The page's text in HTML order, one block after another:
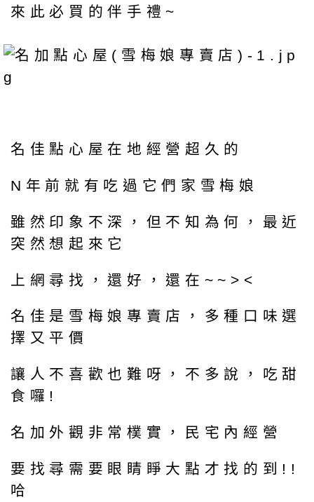
來此必買的伴手禮~
名佳點心屋在地經營超久的
N年前就有吃過它們家雪梅娘
雖然印象不深，但不知為何，最近
突然想起來它
上網尋找，還好，還在~~><
名佳是雪梅娘專賣店，多種口味選
擇又平價
讓人不喜歡也難呀，不多說，吃甜
食囉!
名加外觀非常樸實，民宅內經營
要找尋需要眼睛睜大點才找的到!!
哈